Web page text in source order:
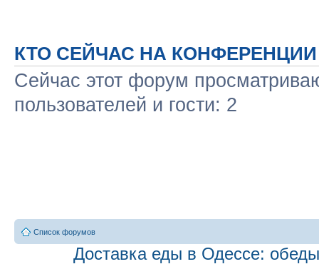
КТО СЕЙЧАС НА КОНФЕРЕНЦИИ
Сейчас этот форум
пользователей и гости: 2
Список форумов
Доставка еды в Одессе: